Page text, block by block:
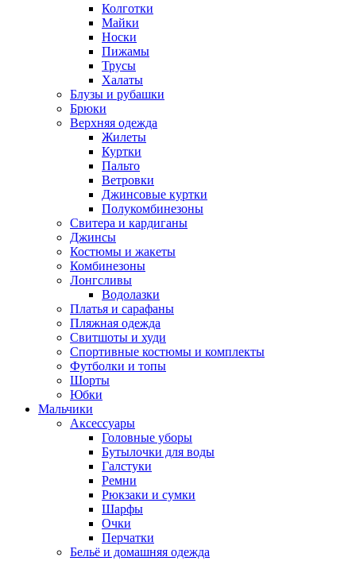
Колготки
Майки
Носки
Пижамы
Трусы
Халаты
Блузы и рубашки
Брюки
Верхняя одежда
Жилеты
Куртки
Пальто
Ветровки
Джинсовые куртки
Полукомбинезоны
Свитера и кардиганы
Джинсы
Костюмы и жакеты
Комбинезоны
Лонгсливы
Водолазки
Платья и сарафаны
Пляжная одежда
Свитшоты и худи
Спортивные костюмы и комплекты
Футболки и топы
Шорты
Юбки
Мальчики
Аксессуары
Головные уборы
Бутылочки для воды
Галстуки
Ремни
Рюкзаки и сумки
Шарфы
Очки
Перчатки
Бельё и домашняя одежда